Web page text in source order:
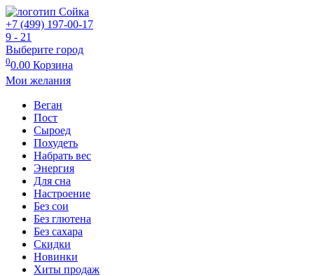
+7 (499) 197-00-17
9 - 21
Выберите город
00.00 Корзина
Мои желания
Веган
Пост
Сыроед
Похудеть
Набрать вес
Энергия
Для сна
Настроение
Без сои
Без глютена
Без сахара
Скидки
Новинки
Хиты продаж